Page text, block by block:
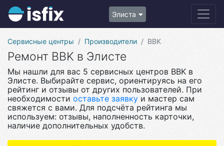
Элиста
Сервисные центры Производители BBK
Ремонт BBK в Элисте
Мы нашли для вас 5 сервисных центров BBK в
Элисте. Выбирайте сервис, ориентируясь на его
рейтинг и отзывы от других пользователей. При
необходимости оставьте заявку и мастер сам
свяжется с вами. Для подсчёта рейтинга мы
используем: отзывы, наполненность карточки,
наличие дополнительных удобств.